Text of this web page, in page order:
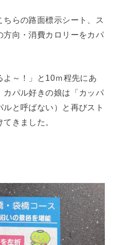
らの路面標示シート、ス
方向・消費カロリーをカパ
よ～！」と10ｍ程先にあ
カパル好きの娘は「カッパ
と呼ばない）と再びスト
きました。